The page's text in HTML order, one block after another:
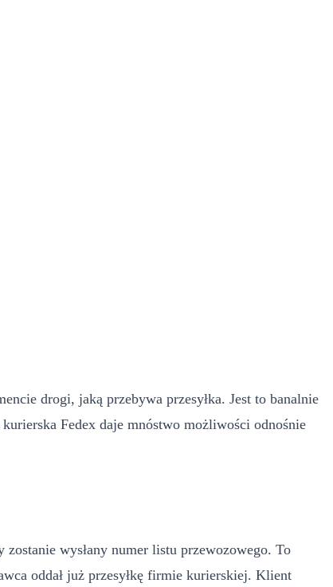
drogi, jaką przebywa przesyłka. Jest to banalnie
Fedex daje mnóstwo możliwości odnośnie
wysłany numer listu przewozowego. To
oddał już przesyłkę firmie kurierskiej. Klient